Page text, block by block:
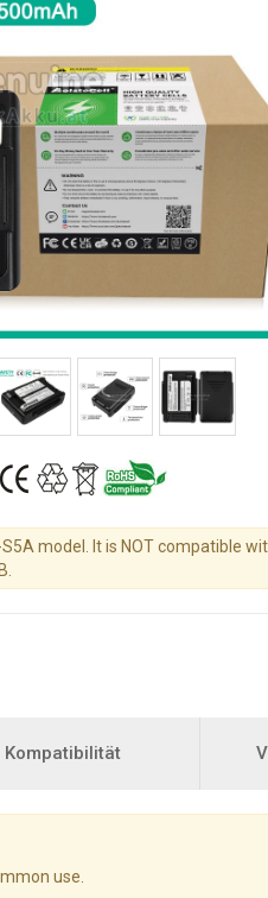
model. It is NOT compatible
Kompatibilität
use.